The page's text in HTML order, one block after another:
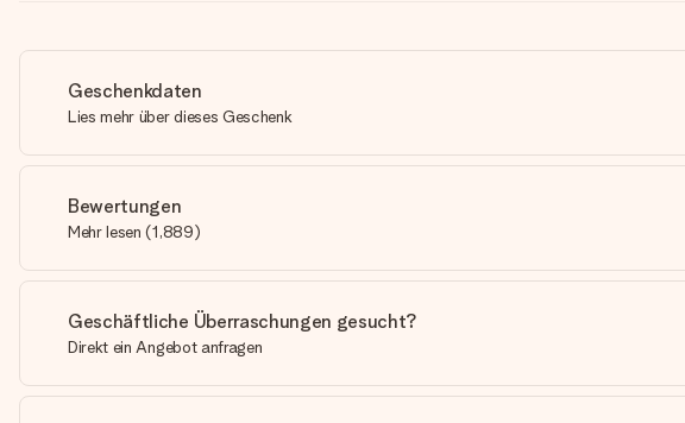
Geschenkdaten
Lies mehr über dieses Geschenk
Bewertungen
Mehr lesen (1,889)
Geschäftliche Überraschungen gesucht?
Direkt ein Angebot anfragen